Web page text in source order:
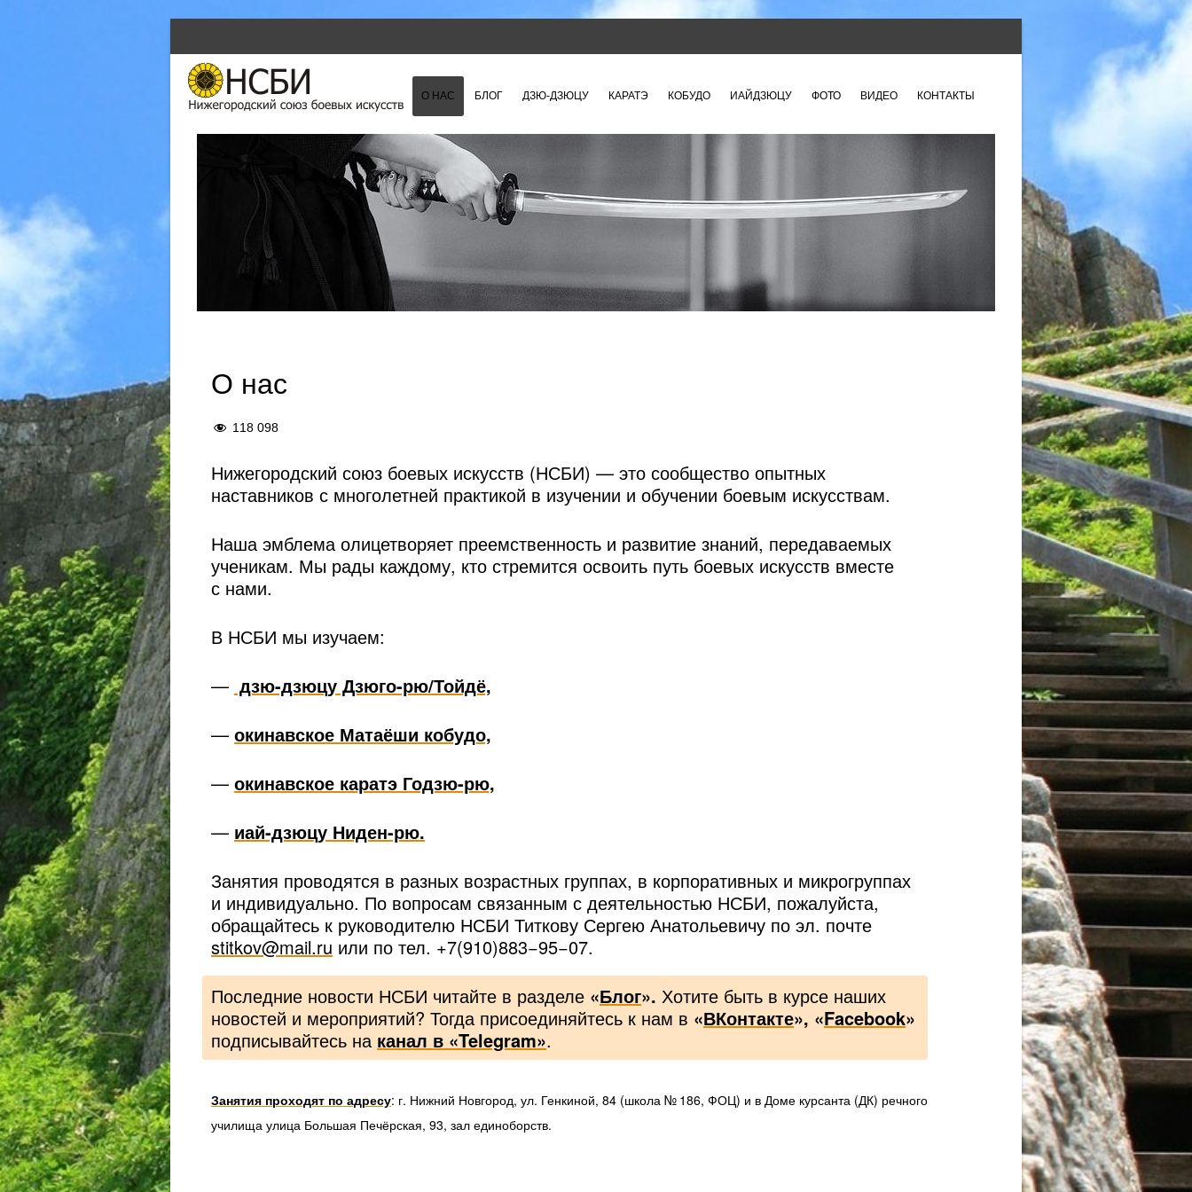
Menu
SKIP TO CONTENT
О НАС
БЛОГ ДЗЮ-ДЗЮЦУ КАРАТЭ КОБУДО ИАЙДЗЮЦУ ФОТО ВИДЕО КОНТАКТЫ
О нас
118 098
Нижегородский союз боевых искусств (НСБИ) — это сообщество опытных
наставников с многолетней практикой в изучении и обучении боевым искусствам.
Наша эмблема олицетворяет преемственность и развитие знаний, передаваемых
ученикам. Мы рады каждому, кто стремится освоить путь боевых искусств вместе
с нами.
В НСБИ мы изучаем:
— дзю-дзюцу Дзюго-рю/Тойдё,
—окинавское Матаёши кобудо,
—окинавское каратэ Годзю-рю,
— иай-дзюцу Ниден-рю.
Занятия проводятся в разных возрастных группах, в корпоративных и микрогруппах
и индивидуально. По вопросам связанным с деятельностью НСБИ, пожалуйста,
обращайтесь к руководителю НСБИ Титкову Сергею Анатольевичу по эл. почте
stitkov@mail.ru или по тел. +7(910)883−95−07.
Последние новости НСБИ читайте в разделе «Блог».Хотите быть в курсе наших
новостей и мероприятий? Тогда присоединяйтесь к нам в «ВКонтакте», «Facebook»
подписывайтесь на канал в «Telegram».
Занятия проходят по адресу: г. Нижний Новгород, ул. Генкиной, 84 (школа № 186, ФОЦ) и в Доме курсанта (ДК) речного
училища улица Большая Печёрская, 93, зал единоборств.